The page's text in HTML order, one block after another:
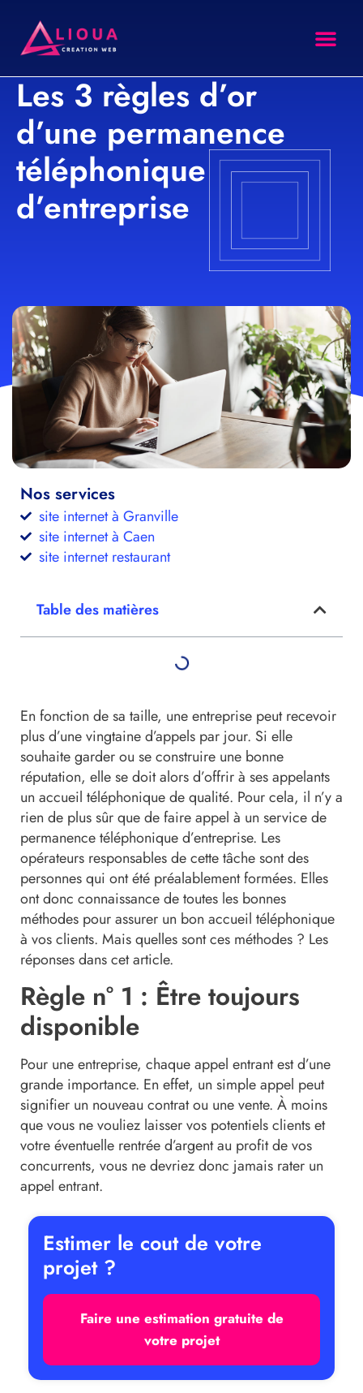
Les 3 règles d’or
d’une permanence
téléphonique
d’entreprise
En fonction de sa taille, une entreprise peut recevoir
plus d’une vingtaine d’appels par jour. Si elle
souhaite garder ou se construire une bonne
réputation, elle se doit alors d’offrir à ses appelants
un accueil téléphonique de qualité. Pour cela, il n’y a
rien de plus sûr que de faire appel à un service de
permanence téléphonique d’entreprise. Les
opérateurs responsables de cette tâche sont des
personnes qui ont été préalablement formées. Elles
ont donc connaissance de toutes les bonnes
méthodes pour assurer un bon accueil téléphonique
à vos clients. Mais quelles sont ces méthodes ? Les
réponses dans cet article.
Règle n° 1 : Être toujours
disponible
Pour une entreprise, chaque appel entrant est d’une
grande importance. En effet, un simple appel peut
signifier un nouveau contrat ou une vente. À moins
que vous ne vouliez laisser vos potentiels clients et
votre éventuelle rentrée d’argent au profit de vos
concurrents, vous ne devriez donc jamais rater un
appel entrant.
Estimer le cout de votre
projet ?
Faire une estimation gratuite de
votre projet
Nos services
site internet à Granville
site internet à Caen
site internet restaurant
Table des matières